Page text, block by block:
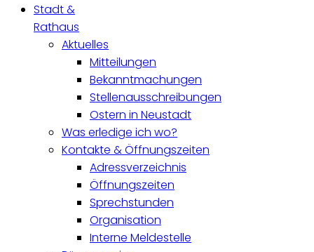
Stadt &
Rathaus
Aktuelles
Mitteilungen
Bekanntmachungen
Stellenausschreibungen
Ostern in Neustadt
Was erledige ich wo?
Kontakte & Öffnungszeiten
Adressverzeichnis
Öffnungszeiten
Sprechstunden
Organisation
Interne Meldestelle